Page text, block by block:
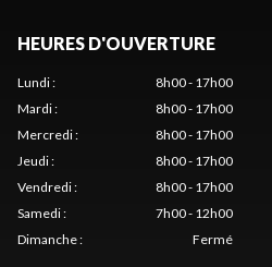
HEURES D'OUVERTURE
Lundi:
8h00 - 17h00
Mardi:
8h00 - 17h00
Mercredi:
8h00 - 17h00
Jeudi:
8h00 - 17h00
Vendredi:
8h00 - 17h00
Samedi:
7h00 - 12h00
Dimanche: Fermé